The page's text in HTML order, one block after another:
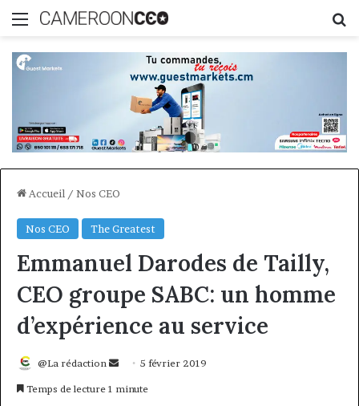
Menu
Accueil / Nos CEO
Nos CEO The Greatest
Emmanuel Darodes de Tailly,
CEO groupe SABC: un homme
d’expérience au service
@La rédaction
Envoyer5 février 2019
Temps de lecture 1 minute